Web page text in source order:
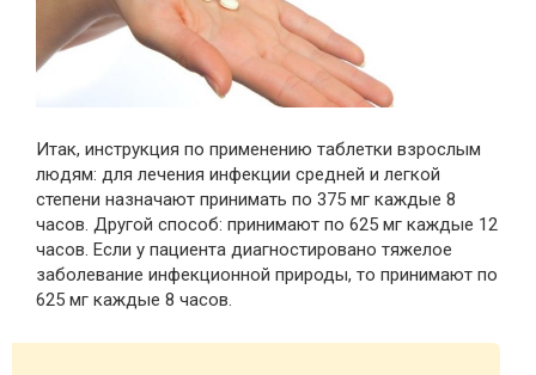
Итак, инструкция по применению таблетки взрослым
людям: для лечения инфекции средней и легкой
степени назначают принимать по 375 мг каждые 8
часов. Другой способ: принимают по 625 мг каждые 12
часов. Если у пациента диагностировано тяжелое
заболевание инфекционной природы, то принимают по
625 мг каждые 8 часов.